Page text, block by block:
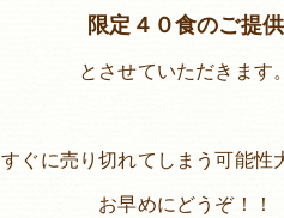
限定４０食のご提供
とさせていただきます。
すぐに売り切れてしまう可能性
お早めにどうぞ！！